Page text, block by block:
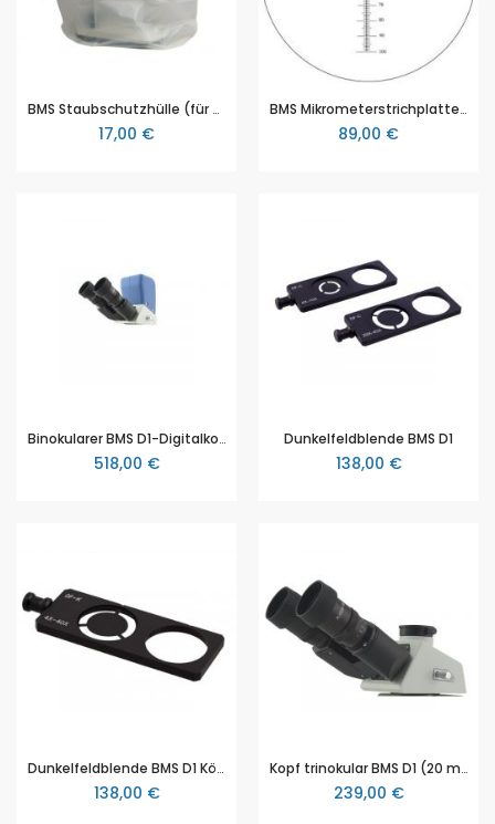
BMS Staubschutzhülle (für BMS Labormikroskop BMS D2 und D3)
17,00 €
BMS Mikrometerstrichplatte 10mm/0.1mm (für BMS Labormikroskop BMS D2 und D3)
89,00 €
Binokularer BMS D1-Digitalkopf, 3 Megapixel
518,00 €
Dunkelfeldblende BMS D1
138,00 €
Dunkelfeldblende BMS D1 Köhler
138,00 €
Kopf trinokular BMS D1 (20 mm)
239,00 €